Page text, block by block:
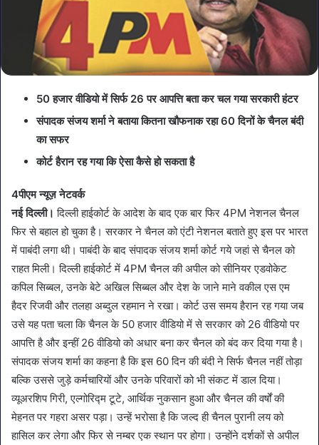
50 हजार वीडियो में सिर्फ 26 पर आपत्ति बता कर चल गया सरकारी हंटर
संपादक संजय शर्मा ने बताया कितना खौफनाक रहा 60 दिनों के चैनल बंदी
का सफर
कोर्ट हैरान रह गया कि ऐसा कैसे हो सकता है
4पीएम न्यूज़ नेटवर्क
नई दिल्ली। दिल्ली हाईकोर्ट के आदेश के बाद एक बार फिर 4PM नेशनल चैनल
फिर से बहाल हो चुका है। सरकार ने चैनल को एंटी नेशनल बताते हुए इस पर भारत
में पाबंदी लगा थी। पाबंदी के बाद संपादक संजय शर्मा कोर्ट गये जहां से चैनल को
राहत मिली। दिल्ली हाईकोर्ट में 4PM चैनल की अपील को सीनियर एडवोकेट
कपिल सिब्बल, उनके बेटे अखिल सिब्बल और देश के जाने माने वकील एस एम
हैदर रिजवी और तलहा अब्दुल रहमान ने रखा। कोर्ट उस समय हैरान रह गया जब
उसे यह पता चला कि चैनल के 50 हजार वीडियो में से सरकार को 26 वीडियो पर
आपत्ति है और इन्हीं 26 वीडियो को अधार बना कर चैनल को बंद कर दिया गया है।
संपादक संजय शर्मा का कहना है कि इस 60 दिन की बंदी ने सिर्फ चैनल नहीं तोड़ा
बल्कि उससे जुड़े कर्मचारियों और उनके परिवारों को भी संकट में डाल दिया।
व्यूअरशिप गिरी, एल्गोरिद्म टूटे, आर्थिक नुकसान हुआ और चैनल की वर्षों की
मेहनत पर गहरा असर पड़ा। उन्हें भरोसा है कि जल्द ही चैनल पुरानी लय को
हासिल कर लेगा और फिर से नम्बर एक स्थान पर होगा। उन्होंने दर्शकों से अपील